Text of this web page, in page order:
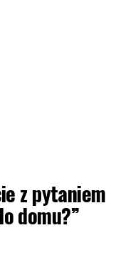
z pytaniem
domu?”